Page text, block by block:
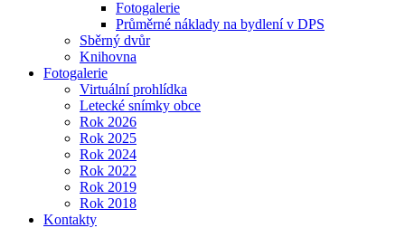
Fotogalerie
Průměrné náklady na bydlení v DPS
Sběrný dvůr
Knihovna
Fotogalerie
Virtuální prohlídka
Letecké snímky obce
Rok 2026
Rok 2025
Rok 2024
Rok 2022
Rok 2019
Rok 2018
Kontakty